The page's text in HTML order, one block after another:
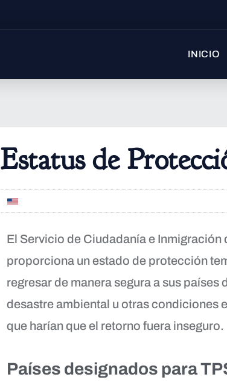
INICIO
Estatus de
El Servicio de Ciudadanía e Inmigración
proporciona un estado de protección
regresar de manera segura a sus
desastre ambiental u otras condiciones
que harían que el retorno fuera inseguro.
Países designados para